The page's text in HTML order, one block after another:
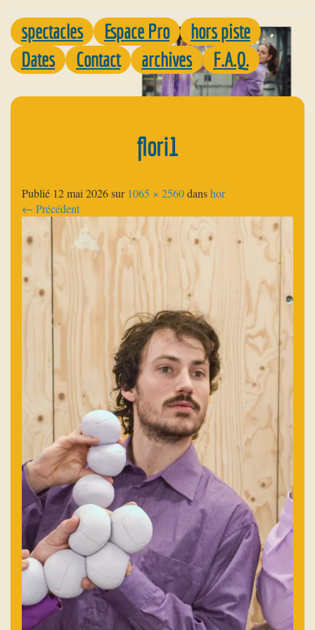
spectacles Espace Pro
hors piste
Dates
Contact archives F.A.Q.
flori1
Publié 12 mai 2026sur 1065 × 2560danshor
← Précédent